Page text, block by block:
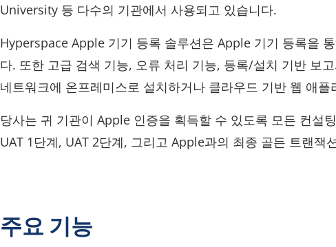
University 등 다수의 기관에서 사용되고 있습니다.
Hyperspace Apple 기기 등록 솔루션은 Apple 기기 등록을
다. 또한 고급 검색 기능, 오류 처리 기능, 등록/설치 기반 보
네트워크에 온프레미스로 설치하거나 클라우드 기반 웹 애
당사는 귀 기관이 Apple 인증을 획득할 수 있도록 모든 컨설
UAT 1단계, UAT 2단계, 그리고 Apple과의 최종 골든 트랜잭
주요 기능